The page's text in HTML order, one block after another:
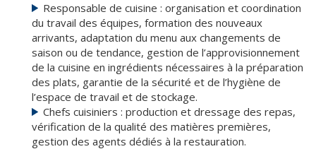
Responsable de cuisine : organisation et coordination
du travail des équipes, formation des nouveaux
arrivants, adaptation du menu aux changements de
saison ou de tendance, gestion de l’approvisionnement
de la cuisine en ingrédients nécessaires à la préparation
des plats, garantie de la sécurité et de l’hygiène de
l’espace de travail et de stockage.
Chefs cuisiniers : production et dressage des repas,
vérification de la qualité des matières premières,
gestion des agents dédiés à la restauration.